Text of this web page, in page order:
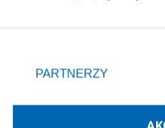
zmienić/wycofać klikając
znajdujący się w lewym
rodzaje przetwarzania
użytkownika, ale masz
PARTNERZY